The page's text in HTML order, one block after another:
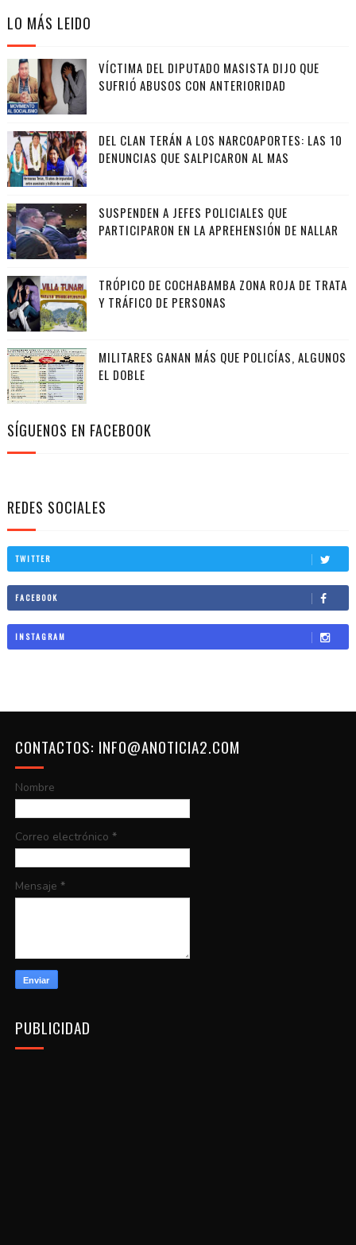
LO MÁS LEIDO
VÍCTIMA DEL DIPUTADO MASISTA DIJO QUE
SUFRIÓ ABUSOS CON ANTERIORIDAD
DEL CLAN TERÁN A LOS NARCOAPORTES: LAS 10
DENUNCIAS QUE SALPICARON AL MAS
SUSPENDEN A JEFES POLICIALES QUE
PARTICIPARON EN LA APREHENSIÓN DE NALLAR
TRÓPICO DE COCHABAMBA ZONA ROJA DE TRATA
Y TRÁFICO DE PERSONAS
MILITARES GANAN MÁS QUE POLICÍAS, ALGUNOS
EL DOBLE
SÍGUENOS EN FACEBOOK
REDES SOCIALES
TWITTER
FACEBOOK
INSTAGRAM
CONTACTOS: INFO@ANOTICIA2.COM
Nombre
Correo electrónico *
Mensaje *
PUBLICIDAD